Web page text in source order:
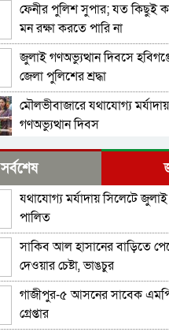
ফেনীর পুলিশ সুপার; যত কিছুই
মন রক্ষা করতে পারি না
জুলাই গণঅভ্যুত্থান দিবসে
জেলা পুলিশের শ্রদ্ধা
মৌলভীবাজারে যথাযোগ্য
গণঅভ্যুত্থান দিবস
কুষ্টিয়ায় নানা আয়োজনে জুলাই
পালিত
বহিরাগতদের নিয়ে র‍্যালি করার
করে বরিশাল বিশ্ববিদ্যালয়ে
আহত ১০
বেগম রোকেয়া বিশ্ববিদ্যালয়ে
আহত অন্তত ২০
মদপান করে দুই রুশ নাগরিকের
একজনের মৃত্যু, আরেকজন
সর্বশেষ
যথাযোগ্য মর্যাদায় সিলেটে
পালিত
সাকিব আল হাসানের বাড়িতে
দেওয়ার চেষ্টা, ভাঙচুর
গাজীপুর-৫ আসনের সাবেক
গ্রেপ্তার